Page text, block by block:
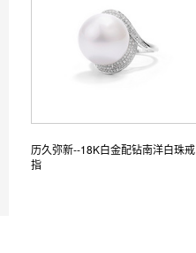
历久弥新--18K白金配钻南洋白珠戒
指